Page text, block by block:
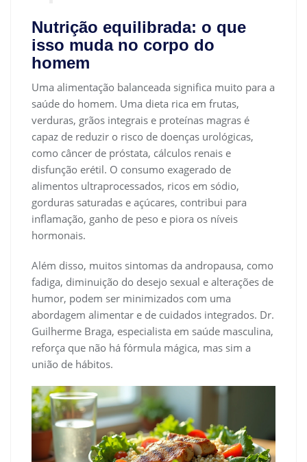
Nutrição equilibrada: o que
isso muda no corpo do
homem
Uma alimentação balanceada significa muito para a
saúde do homem. Uma dieta rica em frutas,
verduras, grãos integrais e proteínas magras é
capaz de reduzir o risco de doenças urológicas,
como câncer de próstata, cálculos renais e
disfunção erétil. O consumo exagerado de
alimentos ultraprocessados, ricos em sódio,
gorduras saturadas e açúcares, contribui para
inflamação, ganho de peso e piora os níveis
hormonais.
Além disso, muitos sintomas da andropausa, como
fadiga, diminuição do desejo sexual e alterações de
humor, podem ser minimizados com uma
abordagem alimentar e de cuidados integrados. Dr.
Guilherme Braga, especialista em saúde masculina,
reforça que não há fórmula mágica, mas sim a
união de hábitos.